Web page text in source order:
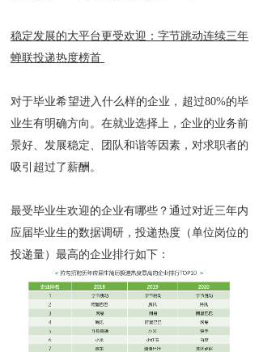
稳定发展的大平台更受欢迎：字节跳动连续三年
蝉联投递热度榜首
对于毕业希望进入什么样的企业，超过80%的毕
业生有明确方向。在就业选择上，企业的业务前
景好、发展稳定、团队和谐等因素，对求职者的
吸引超过了薪酬。
最受毕业生欢迎的企业有哪些？通过对近三年内
应届毕业生的数据调研，投递热度（单位岗位的
投递量）最高的企业排行如下：